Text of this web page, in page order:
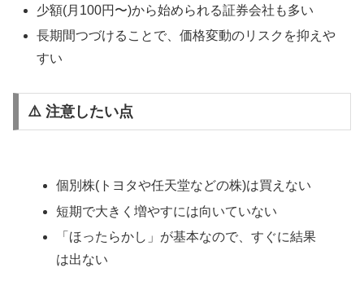
少額(月100円〜)から始められる証券会社も多い
長期間つづけることで、価格変動のリスクを抑えや
すい
⚠️ 注意したい点
個別株(トヨタや任天堂などの株)は買えない
短期で大きく増やすには向いていない
「ほったらかし」が基本なので、すぐに結果
は出ない